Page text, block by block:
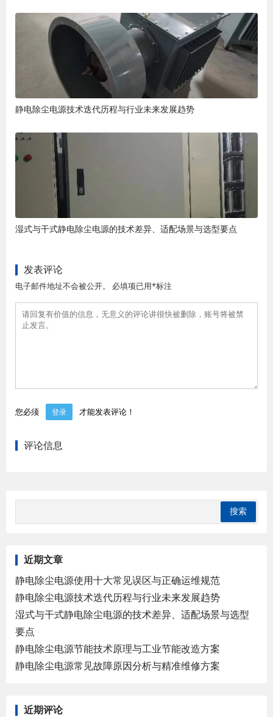
静电除尘电源技术迭代历程与行业未来发展趋势
湿式与干式静电除尘电源的技术差异、适配场景与选型要点
发表评论
电子邮件地址不会被公开。 必填项已用*标注
您必须 登录 才能发表评论！
评论信息
近期文章
静电除尘电源使用十大常见误区与正确运维规范
静电除尘电源技术迭代历程与行业未来发展趋势
湿式与干式静电除尘电源的技术差异、适配场景与选型
要点
静电除尘电源节能技术原理与工业节能改造方案
静电除尘电源常见故障原因分析与精准维修方案
近期评论